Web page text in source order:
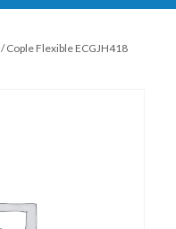
/ Cople Flexible ECGJH418